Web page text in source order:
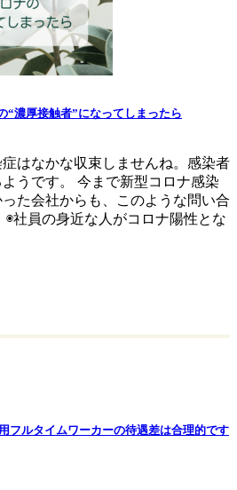
“濃厚接触者”になってしまったら
はなかな収束しませんね。感染者
うです。 今まで新型コロナ感染
た会社からも、このような問い合
◉社員の身近な人がコロナ陽性とな
フルタイムワーカーの待遇差は合理的です